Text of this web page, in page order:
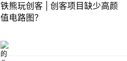
铁熊玩创客 | 创客项目缺少高颜
值电路图？